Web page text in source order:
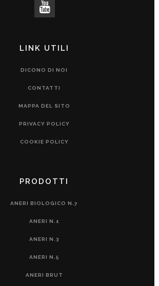
LINK UTILI
DICONO DI NOI
CONTATTI
MAPPA DEL SITO
PRIVACY POLICY
COOKIE POLICY
PRODOTTI
ANERI BIOLOGICO N.7
ANERI N.1
ANERI N.3
ANERI N.5
ANERI BRUT